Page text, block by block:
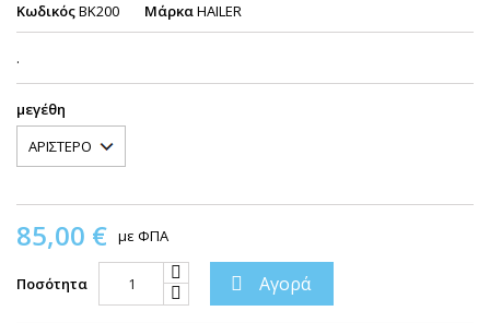
ΚωδικόςBK200 ΜάρκαHAILER
.
μεγέθη
85,00 € με ΦΠΑ
Ποσότητα  Αγορά